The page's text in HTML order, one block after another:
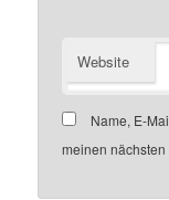
Website
Name, E-
meinen